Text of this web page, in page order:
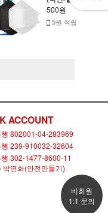
500원
5원 적립
ACCOUNT
행 802001-04-283969
239-910032-32604
302-1477-8600-11
박연화(안전만들기)
비회원
1:1 문의